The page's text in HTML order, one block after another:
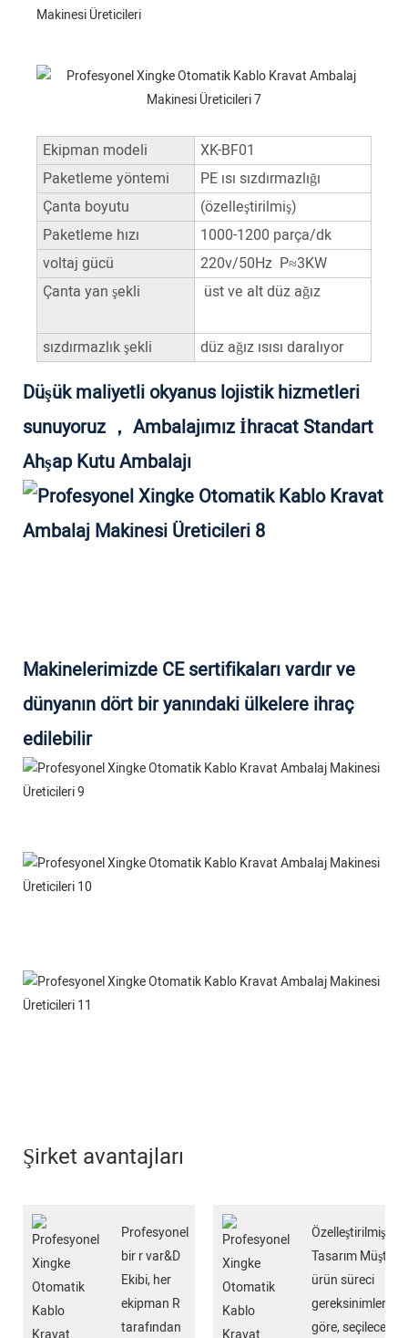
Makinesi Üreticileri
Ekipman modeli
XK-BF01
Paketleme yöntemi
PE ısı sızdırmazlığı
Çanta boyutu
(özelleştirilmiş)
Paketleme hızı
1000-1200 parça/dk
voltaj gücü
220v/50Hz P≈3KW
Çanta yan şekli
üst ve alt düz ağız
sızdırmazlık şekli düz ağız ısısı daralıyor
Düşük maliyetli okyanus lojistik hizmetleri
sunuyoruz ， Ambalajımız İhracat Standart
Ahşap Kutu Ambalajı
Makinelerimizde CE sertifikaları vardır ve
dünyanın dört bir yanındaki ülkelere ihraç
edilebilir
Şirket avantajları
Profesyonel
bir r var&D
Ekibi, her
ekipman R
tarafından
Özelleştirilmiş
Tasarım Müşteri
ürün süreci
gereksinimlerine
göre, seçilecek